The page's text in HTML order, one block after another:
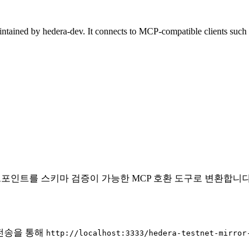
by hedera-dev. It connects to MCP-compatible clients such
인트를 스키마 검증이 가능한 MCP 호환 도구로 변환합니
송을 통해 http://localhost:3333/hedera-testnet-